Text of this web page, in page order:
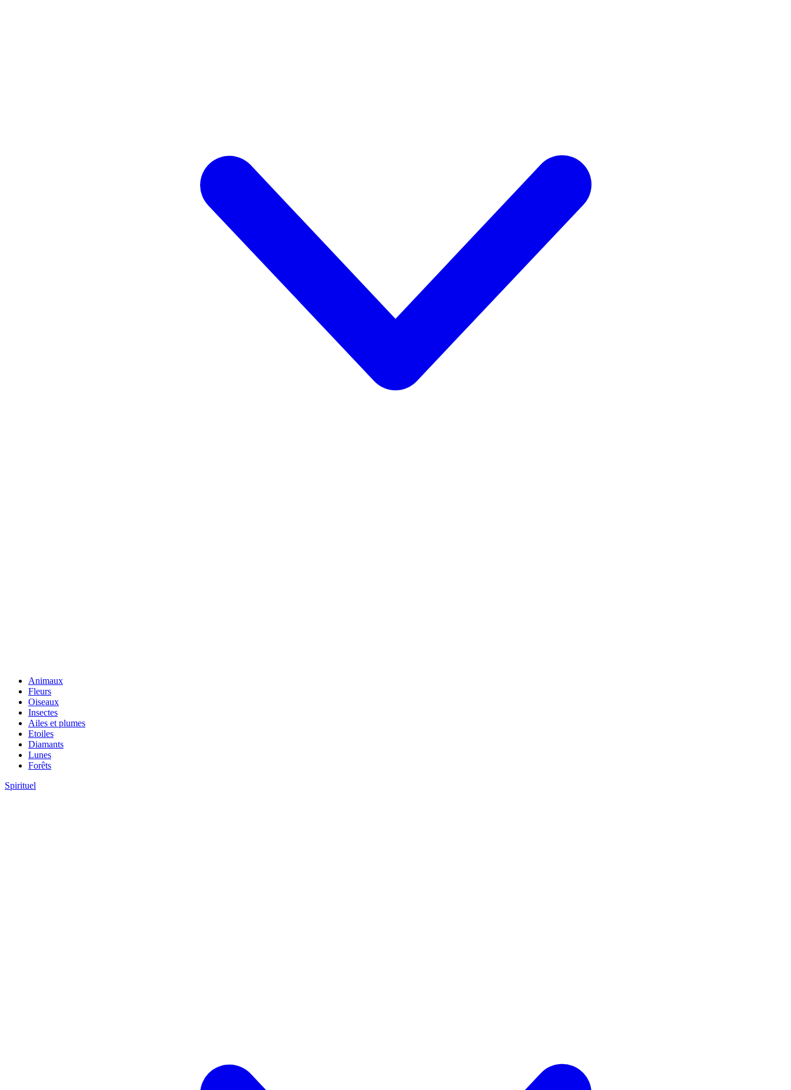
Animaux
Fleurs
Oiseaux
Insectes
Ailes et plumes
Etoiles
Diamants
Lunes
Forêts
Spirituel